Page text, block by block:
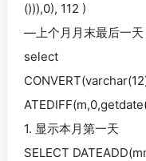
())),0), 112 )
—上个月月末最后一天
select
1. 显示本月第一天
SELECT